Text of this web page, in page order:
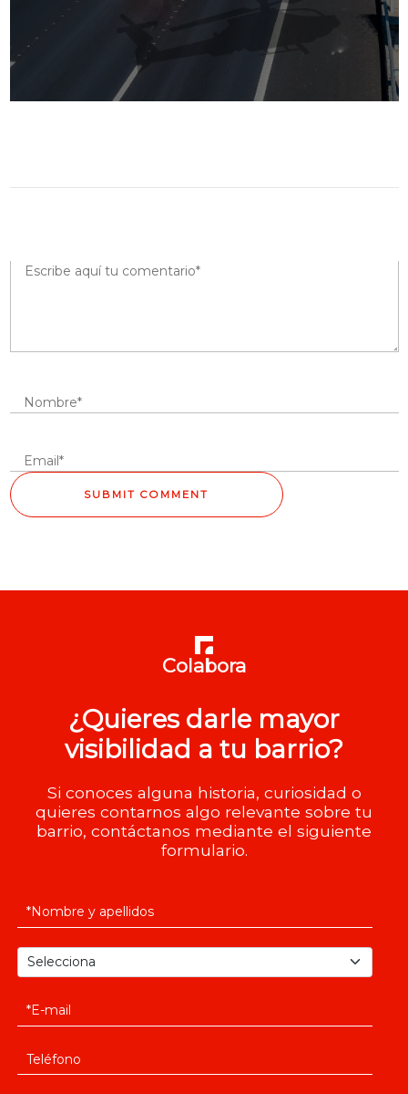
Colabora
¿Quieres darle mayor
visibilidad a tu barrio?
Si conoces alguna historia, curiosidad o
quieres contarnos algo relevante sobre tu
barrio, contáctanos mediante el siguiente
formulario.